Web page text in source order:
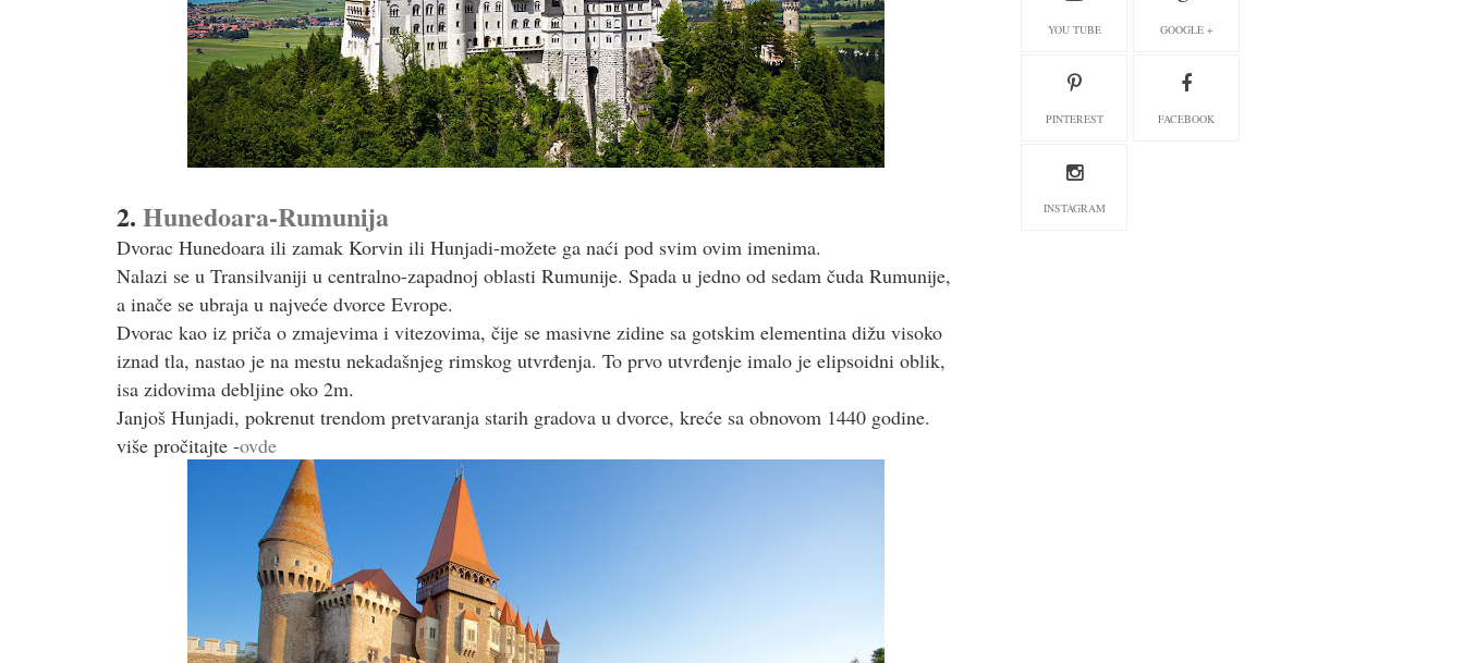
2. Hunedoara-Rumunija
Dvorac Hunedoara ili zamak Korvin ili Hunjadi-možete ga naći pod svim ovim imenima.
Nalazi se u Transilvaniji u centralno-zapadnoj oblasti Rumunije. Spada u jedno od sedam čuda Rumunije,
a inače se ubraja u najveće dvorce Evrope.
Dvorac kao iz priča o zmajevima i vitezovima, čije se masivne zidine sa gotskim elementina dižu visoko
iznad tla, nastao je na mestu nekadašnjeg rimskog utvrđenja. To prvo utvrđenje imalo je elipsoidni oblik,
isa zidovima debljine oko 2m.
Janjoš Hunjadi, pokrenut trendom pretvaranja starih gradova u dvorce, kreće sa obnovom 1440 godine.
više pročitajte -ovde
YOU TUBE GOOGLE +
PINTEREST FACEBOOK
INSTAGRAM